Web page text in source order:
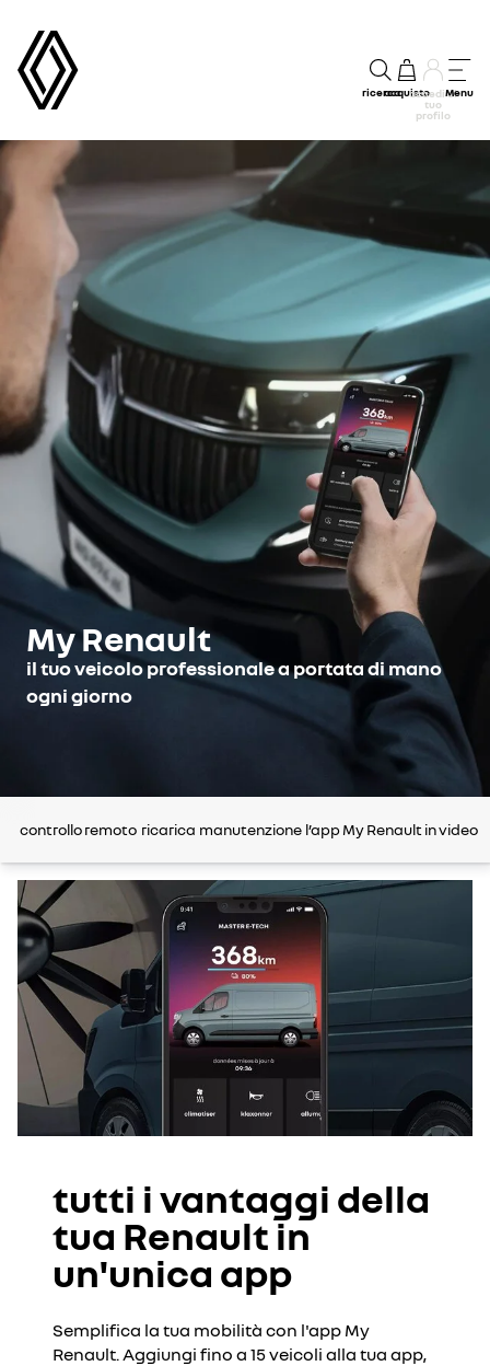
ricercaacquistoaccedi al
tuo
profilo
Menu
My Renault
il tuo veicolo professionale a portata di mano
ogni giorno
controllo remoto ricarica manutenzione l’app My Renault in video
tutti i vantaggi della
tua Renault in
un'unica app
Semplifica la tua mobilità con l'app My
Renault. Aggiungi fino a 15 veicoli alla tua app,